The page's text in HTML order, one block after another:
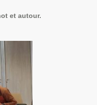
et autour.